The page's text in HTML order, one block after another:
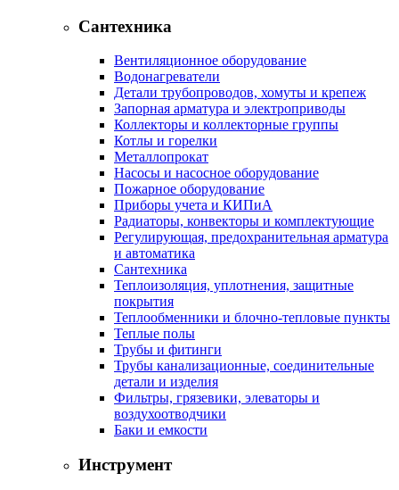
Сантехника
Вентиляционное оборудование
Водонагреватели
Детали трубопроводов, хомуты и крепеж
Запорная арматура и электроприводы
Коллекторы и коллекторные группы
Котлы и горелки
Металлопрокат
Насосы и насосное оборудование
Пожарное оборудование
Приборы учета и КИПиА
Радиаторы, конвекторы и комплектующие
Регулирующая, предохранительная арматура
и автоматика
Сантехника
Теплоизоляция, уплотнения, защитные
покрытия
Теплообменники и блочно-тепловые пункты
Теплые полы
Трубы и фитинги
Трубы канализационные, соединительные
детали и изделия
Фильтры, грязевики, элеваторы и
воздухоотводчики
Баки и емкости
Инструмент